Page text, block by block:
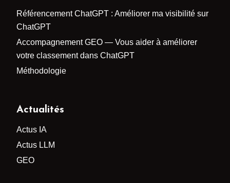
Référencement ChatGPT : Améliorer ma visibilité sur
ChatGPT
Accompagnement GEO — Vous aider à améliorer
votre classement dans ChatGPT
Méthodologie
Actualités
Actus IA
Actus LLM
GEO